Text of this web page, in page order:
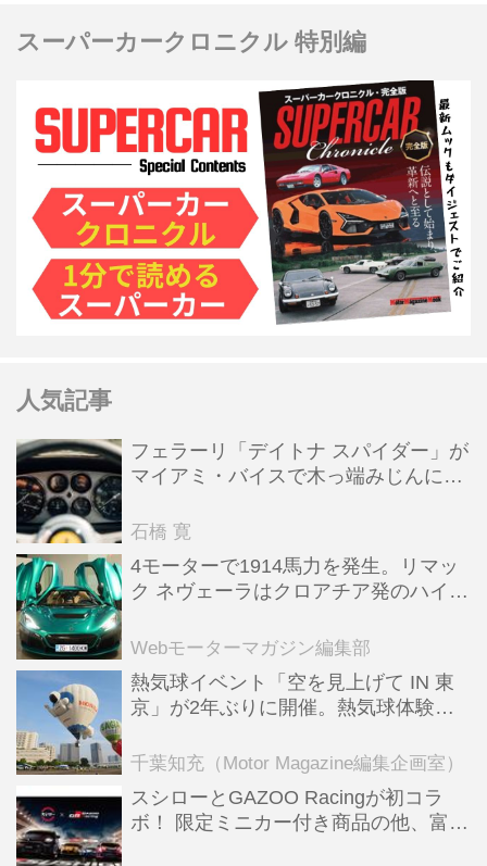
スーパーカークロニクル 特別編
人気記事
フェラーリ「デイトナ スパイダー」が
マイアミ・バイスで木っ端みじんにな
石橋 寛
4モーターで1914馬力を発生。リマッ
ク ネヴェーラはクロアチア発のハイパ
全版／115】
Webモーターマガジン編集部
熱気球イベント「空を見上げて IN 東
京」が2年ぶりに開催。熱気球体験搭
ンテンツも
千葉知充（Motor Magazine編集企画室）
スシローとGAZOO Racingが初コラ
ボ！ 限定ミニカー付き商品の他、富士